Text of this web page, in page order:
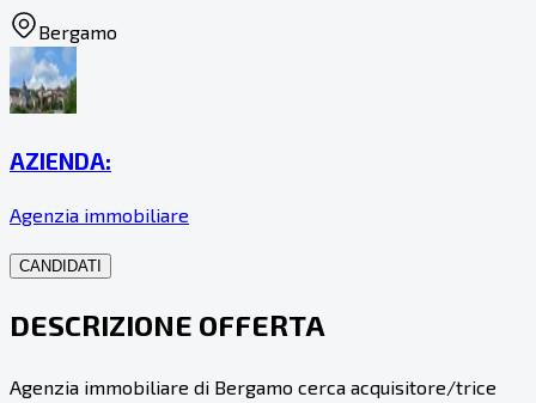
Bergamo
AZIENDA:
Agenzia immobiliare
CANDIDATI
DESCRIZIONE OFFERTA
Agenzia immobiliare di Bergamo cerca acquisitore/trice